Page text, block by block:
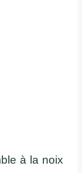
à la noix